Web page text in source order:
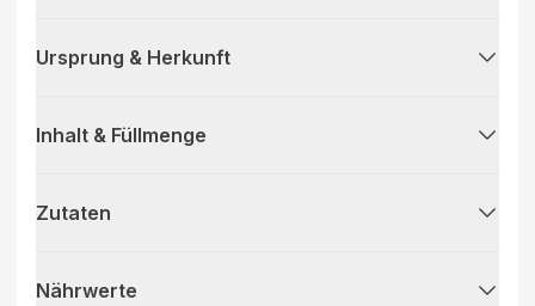
Ursprung & Herkunft
Inhalt & Füllmenge
Zutaten
Nährwerte